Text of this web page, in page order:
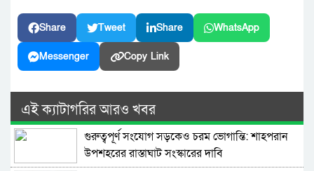
Share Tweet Share WhatsApp
Messenger Copy Link
এই ক্যাটাগরির আরও খবর
গুরুত্বপূর্ণ সংযোগ সড়কেও চরম ভোগান্তি: শাহপরান
উপশহরের রাস্তাঘাট সংস্কারের দাবি